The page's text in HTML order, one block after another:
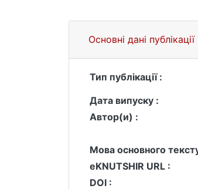
Основні дані публікації
Тип публікації :
Дата випуску :
Автор(и) :
Мова основного
eKNUTSHIR URL :
DOI :